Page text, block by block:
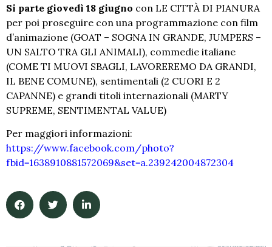
Si parte giovedì 18 giugno con LE CITTÀ DI PIANURA
per poi proseguire con una programmazione con film
d’animazione (GOAT – SOGNA IN GRANDE, JUMPERS –
UN SALTO TRA GLI ANIMALI), commedie italiane
(COME TI MUOVI SBAGLI, LAVOREREMO DA GRANDI,
IL BENE COMUNE), sentimentali (2 CUORI E 2
CAPANNE) e grandi titoli internazionali (MARTY
SUPREME, SENTIMENTAL VALUE)
Per maggiori informazioni:
https://www.facebook.com/photo?
fbid=1638910881572069&set=a.239242004872304